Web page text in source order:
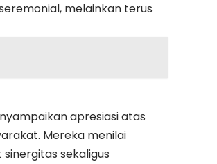
melainkan terus
apresiasi atas
Mereka menilai
sekaligus